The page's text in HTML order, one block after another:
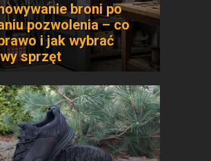
broni po
pozwolenia – co
i jak wybrać
sprzęt